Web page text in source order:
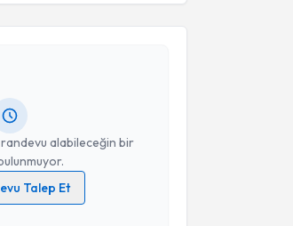
Gönder
alabileceğin bir
Talep Et
ilişkinAydınlatma Metni